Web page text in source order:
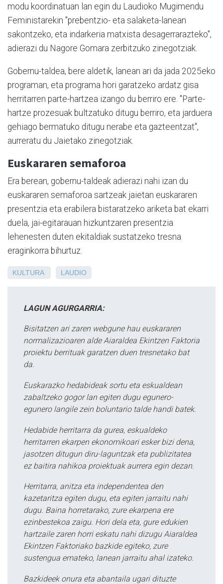
modu koordinatuan lan egin du Laudioko Mugimendu
Feministarekin "prebentzio- eta salaketa-lanean
sakontzeko, eta indarkeria matxista desagerrarazteko",
adierazi du Nagore Gomara zerbitzuko zinegotziak.
Gobernu-taldea, bere aldetik, lanean ari da jada 2025eko
programan, eta programa hori garatzeko ardatz gisa
herritarren parte-hartzea izango du berriro ere. "Parte-
hartze prozesuak bultzatuko ditugu berriro, eta jarduera
gehiago bermatuko ditugu nerabe eta gazteentzat",
aurreratu du Jaietako zinegotziak.
Euskararen semaforoa
Era berean, gobernu-taldeak adierazi nahi izan du
euskararen semaforoa sartzeak jaietan euskararen
presentzia eta erabilera bistaratzeko ariketa bat ekarri
duela, jai-egitarauan hizkuntzaren presentzia
lehenesten duten ekitaldiak sustatzeko tresna
eraginkorra bihurtuz.
KULTURA LAUDIO
LAGUN AGURGARRIA:
Bisitatzen ari zaren webgune hau euskararen
normalizazioaren alde Aiaraldea Ekintzen Faktoria
proiektu berrituak garatzen duen tresnetako bat
da.
Euskarazko hedabideak sortu eta eskualdean
zabaltzeko gogor lan egiten dugu egunero-
egunero langile zein boluntario talde handi batek.
Hedabide herritarra da gurea, eskualdeko
herritarren ekarpen ekonomikoari esker bizi dena,
jasotzen ditugun diru-laguntzak eta publizitatea
ez baitira nahikoa proiektuak aurrera egin dezan.
Herritarra, anitza eta independentea den
kazetaritza egiten dugu, eta egiten jarraitu nahi
dugu. Baina horretarako, zure ekarpena ere
ezinbestekoa zaigu. Hori dela eta, gure edukien
hartzaile zaren horri eskatu nahi dizugu Aiaraldea
Ekintzen Faktoriako bazkide egiteko, zure
sustengua emateko, lanean jarraitu ahal izateko.
Bazkideek onura eta abantaila ugari dituzte